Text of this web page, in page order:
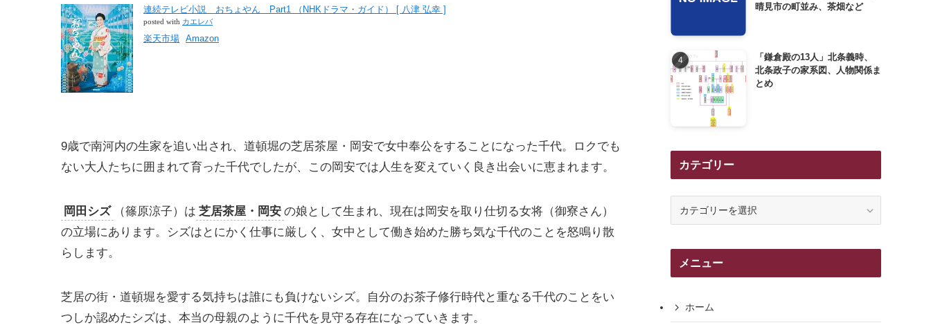
連続テレビ小説 おちょやん Part1 （NHKドラマ・ガイド） [ 八津 弘幸 ]
posted with カエレバ
楽天市場 Amazon
9歳で南河内の生家を追い出され、道頓堀の芝居茶屋・岡安で女中奉公をすることになった千代。ロクでも
ない大人たちに囲まれて育った千代でしたが、この岡安では人生を変えていく良き出会いに恵まれます。
岡田シズ （篠原涼子）は 芝居茶屋・岡安 の娘として生まれ、現在は岡安を取り仕切る女将（御寮さん）
の立場にあります。シズはとにかく仕事に厳しく、女中として働き始めた勝ち気な千代のことを怒鳴り散
らします。
芝居の街・道頓堀を愛する気持ちは誰にも負けないシズ。自分のお茶子修行時代と重なる千代のことをい
つしか認めたシズは、本当の母親のように千代を見守る存在になっていきます。
晴見市の町並み、茶畑など
「鎌倉殿の13人」北条義時、
北条政子の家系図、人物関係ま
とめ
カテゴリー
リ
メニュー
ホーム